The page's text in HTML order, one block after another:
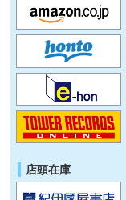
店頭在庫